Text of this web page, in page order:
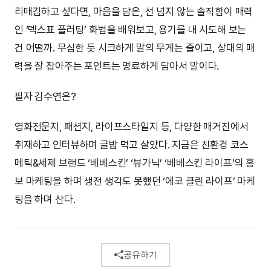
리매김하고 싶다면, 마음을 담은, 선 넘지 않는 솔직함이 매력
인 ‘덱스표 플러팅’ 화법을 배워보고, 용기를 내 시도해 보는
건 어떨까. 무심한 듯 시크하게 말의 무게는 줄이고, 상대의 매
력을 잘 잡아주는 포인트는 명료하게 담아서 말이다.
필자 김수연은?
영화전문지, 패션지, 라이프스타일지 등, 다양한 매거진에서
취재하고 인터뷰하며 글밥 먹고 살았다. 지금은 친환경 코스
메틱&세제 브랜드 ‘베베스킨’ ‘뷰가닉’ ‘베베스킨 라이프’의 홍
보 마케팅을 하며 생전 생각도 못했던 ‘에코 클린 라이프’ 마케
팅을 하며 산다.
공유하기